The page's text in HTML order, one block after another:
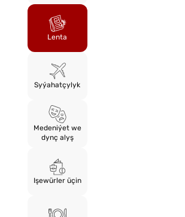
Lenta
Syýahatçylyk
Medeniýet we
dynç alyş
Işewürler üçin